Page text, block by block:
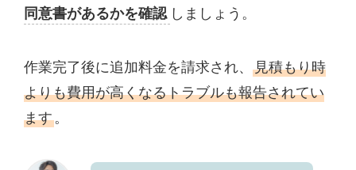
同意書があるかを確認 しましょう。
作業完了後に追加料金を請求され、 見積もり時
よりも費用が高くなるトラブルも報告されてい
ます 。